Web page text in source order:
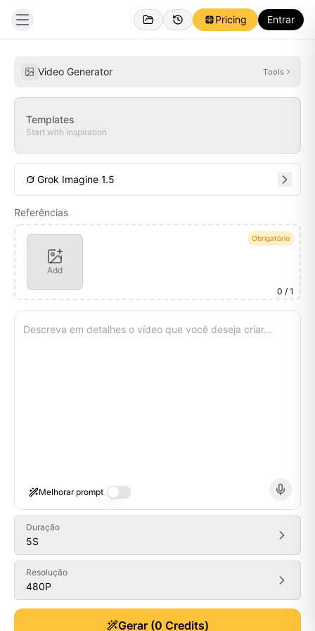
Pricing Entrar
Video Generator Tools
Templates
Start with inspiration
Grok Imagine 1.5
Referências
Obrigatório
Add
0 / 1
Melhorar prompt
Duração
5S
Resolução
480P
Gerar(0 Credits)
Generate